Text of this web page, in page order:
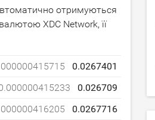
отримуються
XDC Network, її
0.0267401
0.026709
0.0267716